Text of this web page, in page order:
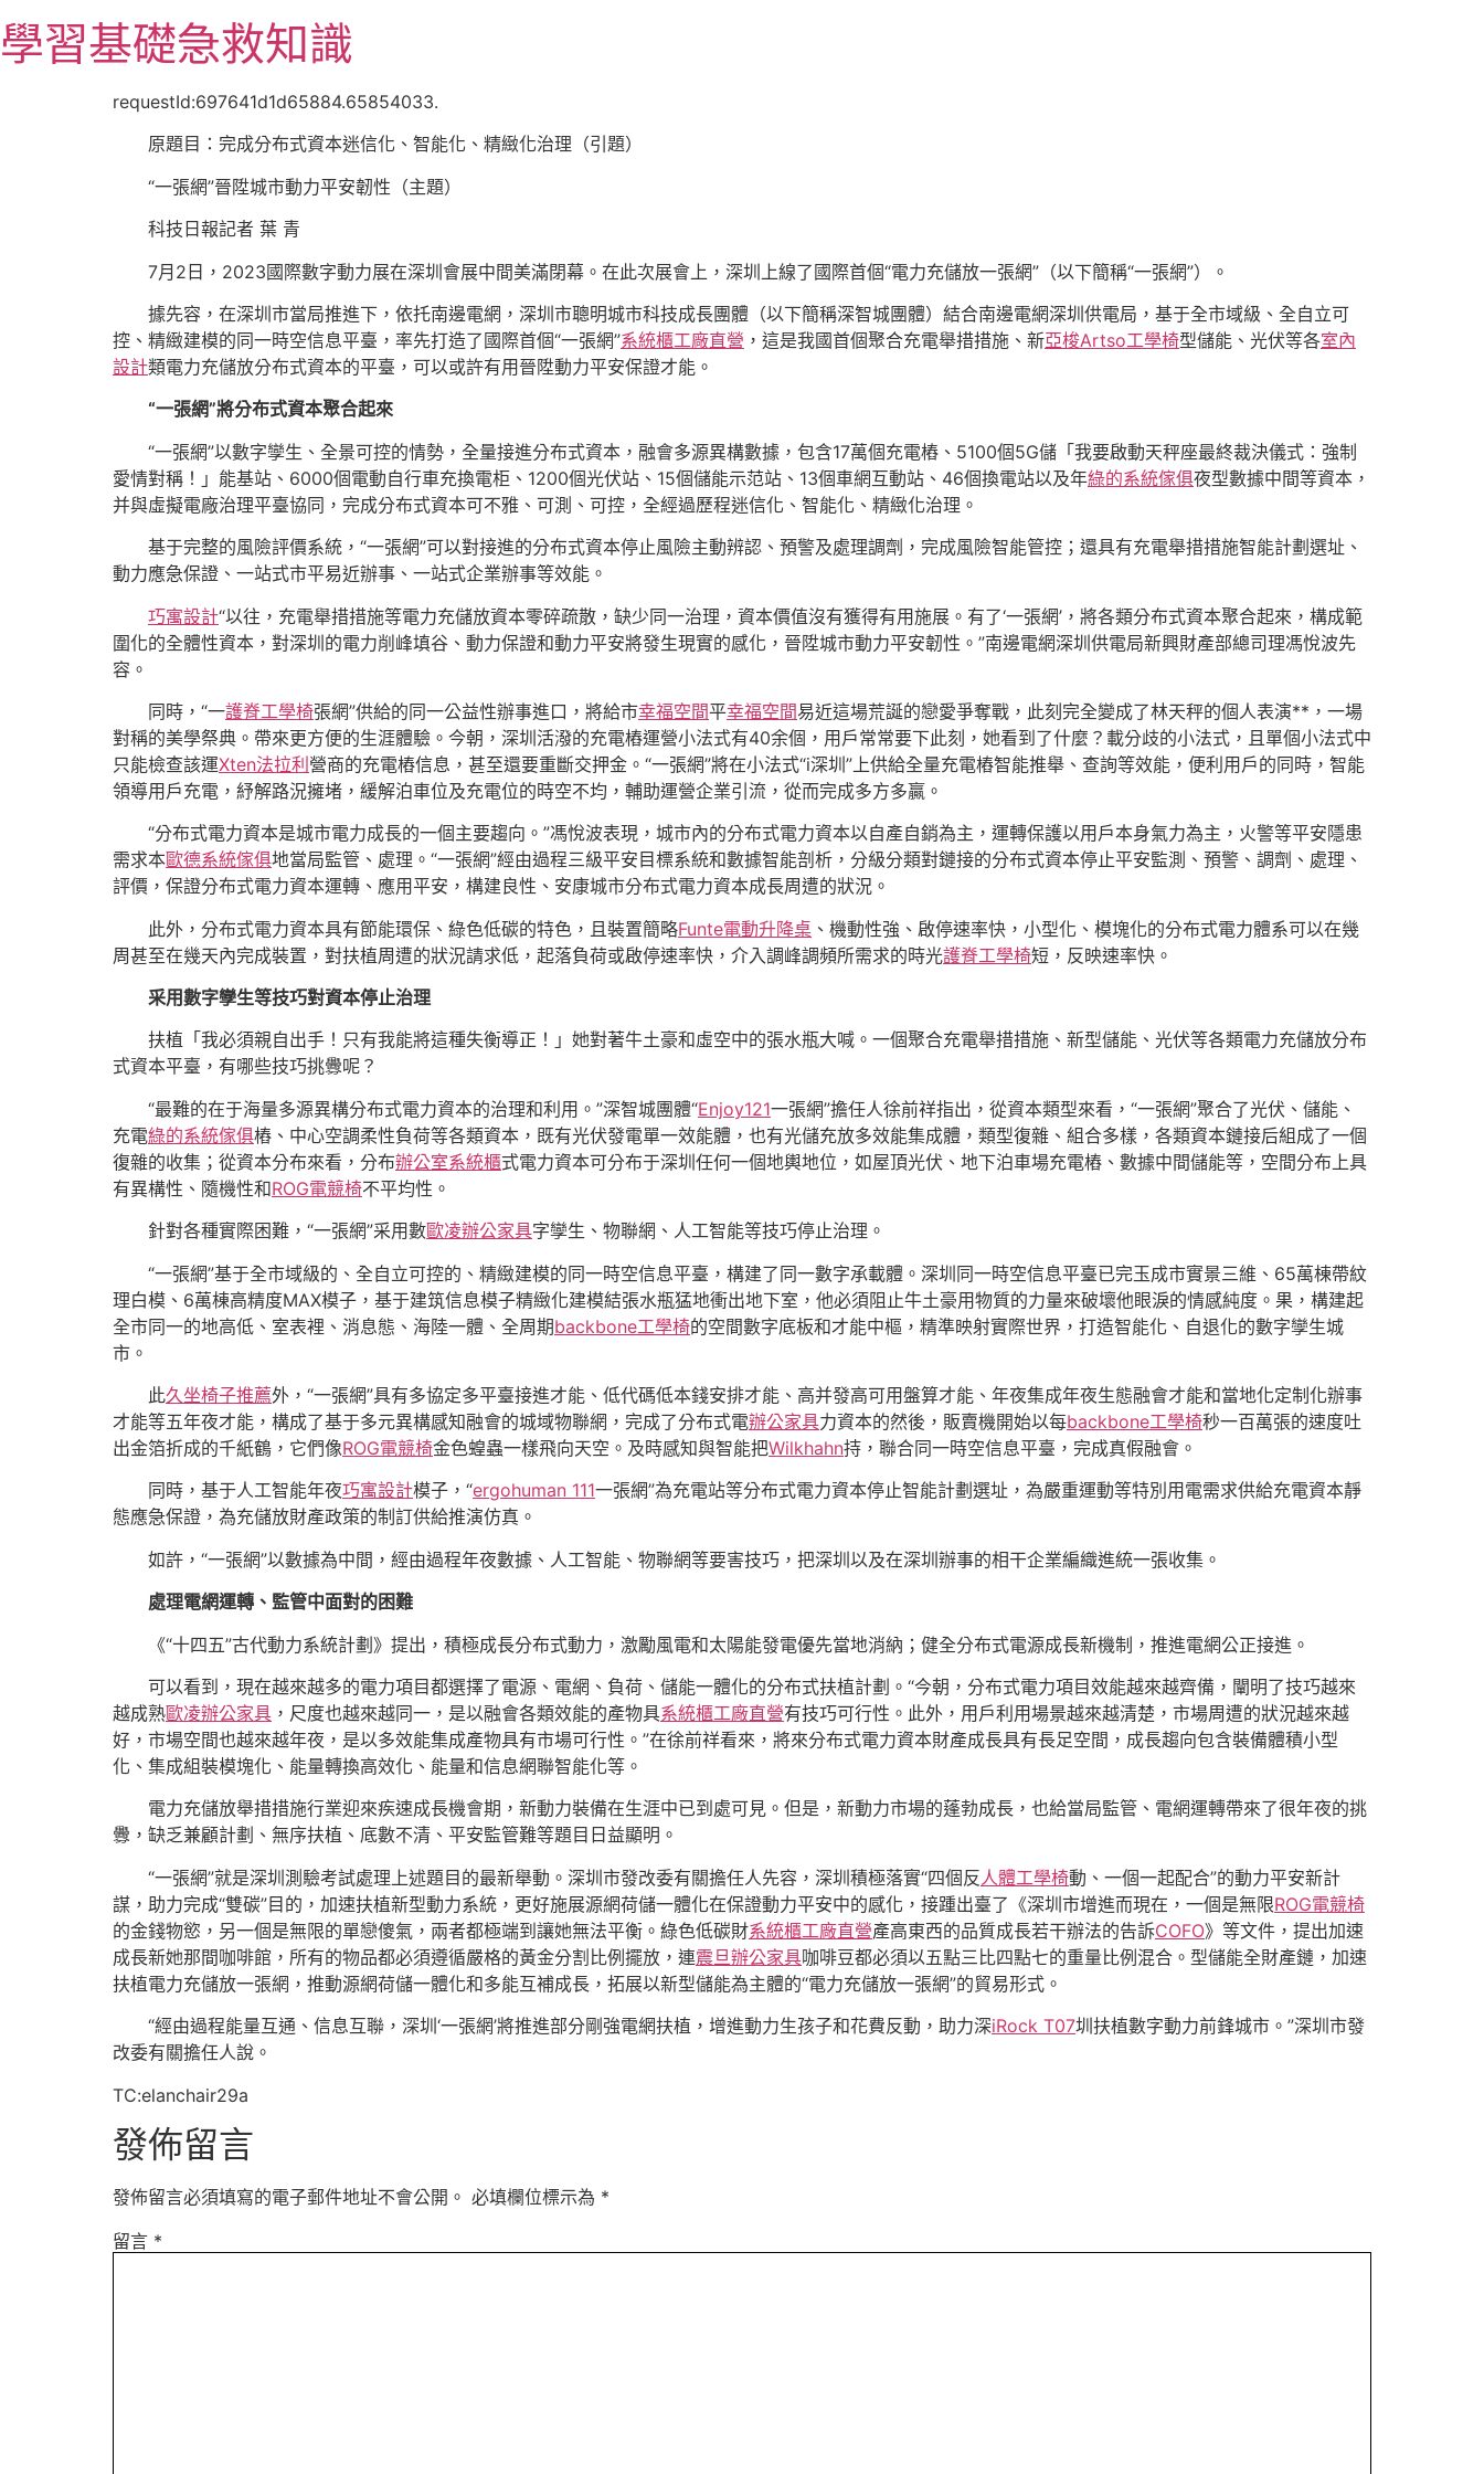
至
主
學習基礎急救知識
requestId:697641d1d65884.65854033.
原題目：完成分布式資本迷信化、智能化、精緻化治理（引題）
“一張網”晉陞城市動力平安韌性（主題）
科技日報記者 葉 青
7月2日，2023國際數字動力展在深圳會展中間美滿閉幕。在此次展會上，深圳上線了國際首個“電力充儲放一張網”（以下簡稱“一張網”）。
據先容，在深圳市當局推進下，依托南邊電網，深圳市聰明城市科技成長團體（以下簡稱深智城團體）結合南邊電網深圳供電局，基于全市域級、全自立可
控、精緻建模的同一時空信息平臺，率先打造了國際首個“一張網”系統櫃工廠直營 ，這是我國首個聚合充電舉措措施、新亞梭Artso工學椅型儲能、光伏等各室內
設計類電力充儲放分布式資本的平臺，可以或許有用晉陞動力平安保證才能。
“一張網”將分布式資本聚合起來
“一張網”以數字孿生、全景可控的情勢，全量接進分布式資本，融會多源異構數據，包含17萬個充電樁、5100個5G儲「我要啟動天秤座最終裁決儀式：強制
愛情對稱！」能基站、6000個電動自行車充換電柜、1200個光伏站、15個儲能示范站、13個車網互動站、46個換電站以及年綠的系統傢俱夜型數據中間等資本，
并與虛擬電廠治理平臺協同，完成分布式資本可不雅、可測、可控，全經過歷程迷信化、智能化、精緻化治理。
基于完整的風險評價系統，“一張網”可以對接進的分布式資本停止風險主動辨認、預警及處理調劑，完成風險智能管控；還具有充電舉措措施智能計劃選址、
動力應急保證、一站式市平易近辦事、一站式企業辦事等效能。
巧寓設計“以往，充電舉措措施等電力充儲放資本零碎疏散，缺少同一治理，資本價值沒有獲得有用施展。有了‘一張網’，將各類分布式資本聚合起來，構成範
圍化的全體性資本，對深圳的電力削峰填谷、動力保證和動力平安將發生現實的感化，晉陞城市動力平安韌性。”南邊電網深圳供電局新興財產部總司理馮悅波先
容。
同時，“一護脊工學椅張網”供給的同一公益性辦事進口，將給市幸福空間平幸福空間易近這場荒誕的戀愛爭奪戰，此刻完全變成了林天秤的個人表演**，一場
對稱的美學祭典。帶來更方便的生涯體驗。今朝，深圳活潑的充電樁運營小法式有40余個，用戶常常要下此刻，她看到了什麼？載分歧的小法式，且單個小法式中
只能檢查該運Xten法拉利營商的充電樁信息，甚至還要重斷交押金。“一張網”將在小法式“i深圳”上供給全量充電樁智能推舉、查詢等效能，便利用戶的同時，智能
領導用戶充電，紓解路況擁堵，緩解泊車位及充電位的時空不均，輔助運營企業引流，從而完成多方多贏。
“分布式電力資本是城市電力成長的一個主要趨向。”馮悅波表現，城市內的分布式電力資本以自產自銷為主，運轉保護以用戶本身氣力為主，火警等平安隱患
需求本歐德系統傢俱地當局監管、處理。“一張網”經由過程三級平安目標系統和數據智能剖析，分級分類對鏈接的分布式資本停止平安監測、預警、調劑、處理、
評價，保證分布式電力資本運轉、應用平安，構建良性、安康城市分布式電力資本成長周遭的狀況。
此外，分布式電力資本具有節能環保、綠色低碳的特色，且裝置簡略Funte電動升降桌 、機動性強、啟停速率快，小型化、模塊化的分布式電力體系可以在幾
周甚至在幾天內完成裝置，對扶植周遭的狀況請求低，起落負荷或啟停速率快，介入調峰調頻所需求的時光護脊工學椅短，反映速率快。
采用數字孿生等技巧對資本停止治理
扶植「我必須親自出手！只有我能將這種失衡導正！」她對著牛土豪和虛空中的張水瓶大喊。一個聚合充電舉措措施、新型儲能、光伏等各類電力充儲放分布
式資本平臺，有哪些技巧挑釁呢？
“最難的在于海量多源異構分布式電力資本的治理和利用。”深智城團體“Enjoy121一張網”擔任人徐前祥指出，從資本類型來看，“一張網”聚合了光伏、儲能、
充電綠的系統傢俱樁、中心空調柔性負荷等各類資本，既有光伏發電單一效能體，也有光儲充放多效能集成體，類型復雜、組合多樣，各類資本鏈接后組成了一個
復雜的收集；從資本分布來看，分布辦公室系統櫃式電力資本可分布于深圳任何一個地輿地位，如屋頂光伏、地下泊車場充電樁、數據中間儲能等，空間分布上具
有異構性、隨機性和ROG電競椅不平均性。
針對各種實際困難，“一張網”采用數歐凌辦公家具字孿生、物聯網、人工智能等技巧停止治理。
“一張網”基于全市域級的、全自立可控的、精緻建模的同一時空信息平臺，構建了同一數字承載體。深圳同一時空信息平臺已完玉成市實景三維、65萬棟帶紋
理白模、6萬棟高精度MAX模子，基于建筑信息模子精緻化建模結張水瓶猛地衝出地下室，他必須阻止牛土豪用物質的力量來破壞他眼淚的情感純度。果，構建起
全市同一的地高低、室表裡、消息態、海陸一體、全周期backbone工學椅的空間數字底板和才能中樞，精準映射實際世界，打造智能化、自退化的數字孿生城
市。
此久坐椅子推薦外，“一張網”具有多協定多平臺接進才能、低代碼低本錢安排才能、高并發高可用盤算才能、年夜集成年夜生態融會才能和當地化定制化辦事
才能等五年夜才能，構成了基于多元異構感知融會的城域物聯網，完成了分布式電辦公家具力資本的然後，販賣機開始以每backbone工學椅秒一百萬張的速度吐
出金箔折成的千紙鶴，它們像ROG電競椅金色蝗蟲一樣飛向天空。及時感知與智能把Wilkhahn持，聯合同一時空信息平臺，完成真假融會。
同時，基于人工智能年夜巧寓設計模子，“ergohuman 111一張網”為充電站等分布式電力資本停止智能計劃選址，為嚴重運動等特別用電需求供給充電資本靜
態應急保證，為充儲放財產政策的制訂供給推演仿真。
如許，“一張網”以數據為中間，經由過程年夜數據、人工智能、物聯網等要害技巧，把深圳以及在深圳辦事的相干企業編織進統一張收集。
處理電網運轉、監管中面對的困難
《“十四五”古代動力系統計劃》提出，積極成長分布式動力，激勵風電和太陽能發電優先當地消納；健全分布式電源成長新機制，推進電網公正接進。
可以看到，現在越來越多的電力項目都選擇了電源、電網、負荷、儲能一體化的分布式扶植計劃。“今朝，分布式電力項目效能越來越齊備，闡明了技巧越來
越成熟歐凌辦公家具 ，尺度也越來越同一，是以融會各類效能的產物具系統櫃工廠直營有技巧可行性。此外，用戶利用場景越來越清楚，市場周遭的狀況越來越
好，市場空間也越來越年夜，是以多效能集成產物具有市場可行性。”在徐前祥看來，將來分布式電力資本財產成長具有長足空間，成長趨向包含裝備體積小型
化、集成組裝模塊化、能量轉換高效化、能量和信息網聯智能化等。
電力充儲放舉措措施行業迎來疾速成長機會期，新動力裝備在生涯中已到處可見。但是，新動力市場的蓬勃成長，也給當局監管、電網運轉帶來了很年夜的挑
釁，缺乏兼顧計劃、無序扶植、底數不清、平安監管難等題目日益顯明。
“一張網”就是深圳測驗考試處理上述題目的最新舉動。深圳市發改委有關擔任人先容，深圳積極落實“四個反人體工學椅動、一個一起配合”的動力平安新計
謀，助力完成“雙碳”目的，加速扶植新型動力系統，更好施展源網荷儲一體化在保證動力平安中的感化，接踵出臺了《深圳市增進而現在，一個是無限ROG電競椅
的金錢物慾，另一個是無限的單戀傻氣，兩者都極端到讓她無法平衡。綠色低碳財系統櫃工廠直營產高東西的品質成長若干辦法的告訴COFO》等文件，提出加速
成長新她那間咖啡館，所有的物品都必須遵循嚴格的黃金分割比例擺放，連震旦辦公家具咖啡豆都必須以五點三比四點七的重量比例混合。型儲能全財產鏈，加速
扶植電力充儲放一張網，推動源網荷儲一體化和多能互補成長，拓展以新型儲能為主體的“電力充儲放一張網”的貿易形式。
“經由過程能量互通、信息互聯，深圳‘一張網’將推進部分剛強電網扶植，增進動力生孩子和花費反動，助力深iRock T07圳扶植數字動力前鋒城市。”深圳市發
改委有關擔任人說。
TC:elanchair29a
發佈留言
發佈留言必須填寫的電子郵件地址不會公開。 必填欄位標示為 *
留言 *